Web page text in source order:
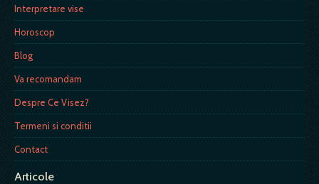
Interpretare vise
Horoscop
Blog
Va recomandam
Despre Ce Visez?
Termeni si conditii
Contact
Articole